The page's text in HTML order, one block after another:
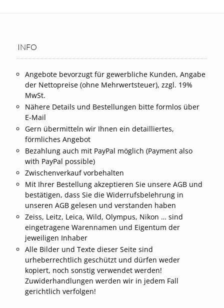
INFO
Angebote bevorzugt für gewerbliche Kunden, Angabe
der Nettopreise (ohne Mehrwertsteuer), zzgl. 19%
MwSt.
Nähere Details und Bestellungen bitte formlos über
E-Mail
Gern übermitteln wir Ihnen ein detailliertes,
förmliches Angebot
Bezahlung auch mit PayPal möglich (Payment also
with PayPal possible)
Zwischenverkauf vorbehalten
Mit Ihrer Bestellung akzeptieren Sie unsere AGB und
bestätigen, dass Sie die Widerrufsbelehrung in
unseren AGB gelesen und verstanden haben
Zeiss, Leitz, Leica, Wild, Olympus, Nikon … sind
eingetragene Warennamen und Eigentum der
jeweiligen Inhaber
Alle Bilder und Texte dieser Seite sind
urheberrechtlich geschützt und dürfen weder
kopiert, noch sonstig verwendet werden!
Zuwiderhandlungen werden wir in jedem Fall
gerichtlich verfolgen!